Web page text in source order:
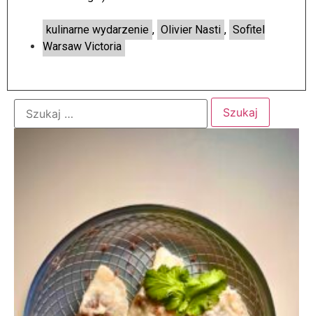
kulinarne wydarzenie , Olivier Nasti , Sofitel
Warsaw Victoria